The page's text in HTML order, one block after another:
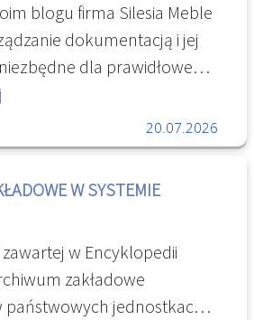
prawne i problemy z
dotyczących ochrony
związane z
danych
blogu firma Silesia Meble
dokumentacją i jej
dla prawidłowego
firmy. Dla wielu
utrzymanie
zakładowym może
i ograniczonej
z kluczowych
archiwizowania jest
regałów do archiwum
" Regały do archiwum
20.07.2026
W SYSTEMIE
zawartej w Encyklopedii
zakładowe
państwowych jednostkach